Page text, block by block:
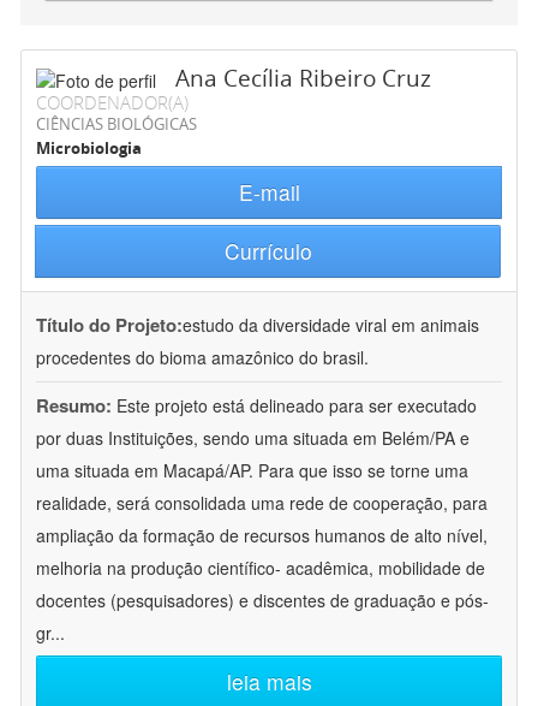
Ana Cecília Ribeiro Cruz
COORDENADOR(A)
CIÊNCIAS BIOLÓGICAS
Microbiologia
E-mail
Currículo
Título do Projeto:estudo da diversidade viral em animais
procedentes do bioma amazônico do brasil.
Resumo: Este projeto está delineado para ser executado
por duas Instituições, sendo uma situada em Belém/PA e
uma situada em Macapá/AP. Para que isso se torne uma
realidade, será consolidada uma rede de cooperação, para
ampliação da formação de recursos humanos de alto nível,
melhoria na produção científico- acadêmica, mobilidade de
docentes (pesquisadores) e discentes de graduação e pós-
gr...
leia mais